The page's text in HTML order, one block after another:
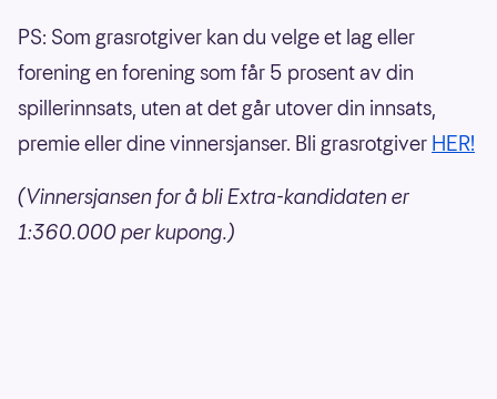
PS: Som grasrotgiver kan du velge et lag eller
forening en forening som får 5 prosent av din
spillerinnsats, uten at det går utover din innsats,
premie eller dine vinnersjanser. Bli grasrotgiver HER!
(Vinnersjansen for å bli Extra-kandidaten er
1:360.000 per kupong.)